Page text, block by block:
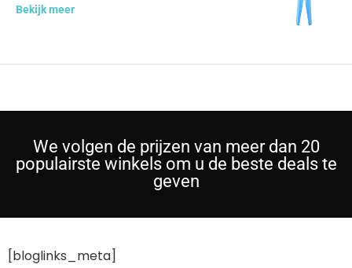
Bekijk meer
We volgen de prijzen van meer dan 20
populairste winkels om u de beste deals te
geven
[bloglinks_meta]